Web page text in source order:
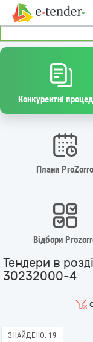
Конкурентні
Плани ProZorro
Відбори
Тендери в
30232000-4
ЗНАЙДЕНО: 19